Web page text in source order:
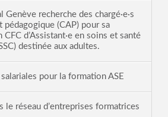
Genève recherche des chargé·e·s
pédagogique (CAP) pour sa
d’Assistant·e en soins et santé
destinée aux adultes.
pour la formation ASE
le réseau d’entreprises formatrices